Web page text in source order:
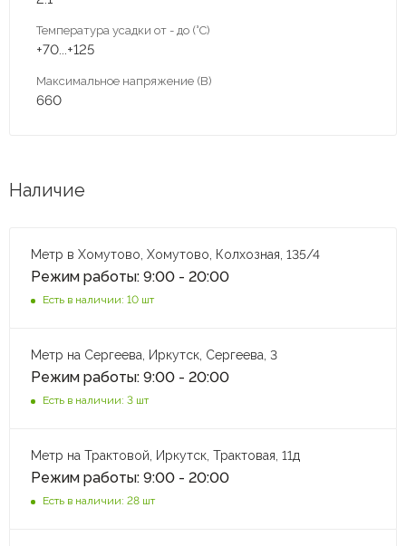
Температура усадки от - до (°C)
+70...+125
Максимальное напряжение (В)
660
Наличие
Метр в Хомутово, Хомутово, Колхозная, 135/4
Режим работы: 9:00 - 20:00
Есть в наличии: 10 шт
Метр на Сергеева, Иркутск, Сергеева, 3
Режим работы: 9:00 - 20:00
Есть в наличии: 3 шт
Метр на Трактовой, Иркутск, Трактовая, 11д
Режим работы: 9:00 - 20:00
Есть в наличии: 28 шт